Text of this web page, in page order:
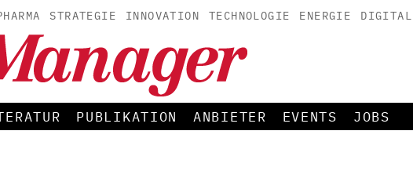
STRATEGIE INNOVATION TECHNOLOGIE ENERGIE
PUBLIKATION ANBIETER EVENTS JOBS